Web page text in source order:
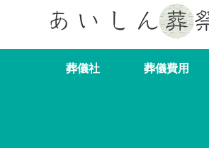
葬儀社 葬儀費用